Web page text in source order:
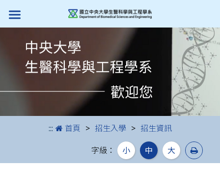
::: 首頁 招生入學 招生資訊
字級： 小 中 大 列印